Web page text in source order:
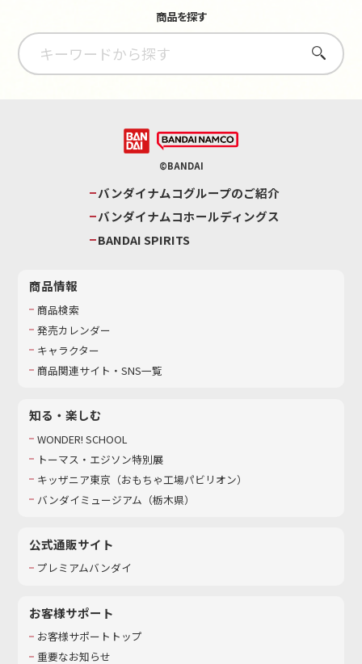
商品を探す
さがす
©BANDAI
バンダイナムコグループのご紹介
バンダイナムコホールディングス
BANDAI SPIRITS
商品情報
商品検索
発売カレンダー
キャラクター
商品関連サイト・SNS一覧
知る・楽しむ
WONDER! SCHOOL
トーマス・エジソン特別展
キッザニア東京（おもちゃ工場パビリオン）​
バンダイミュージアム（栃木県）
公式通販サイト
プレミアムバンダイ
お客様サポート
お客様サポートトップ
重要なお知らせ